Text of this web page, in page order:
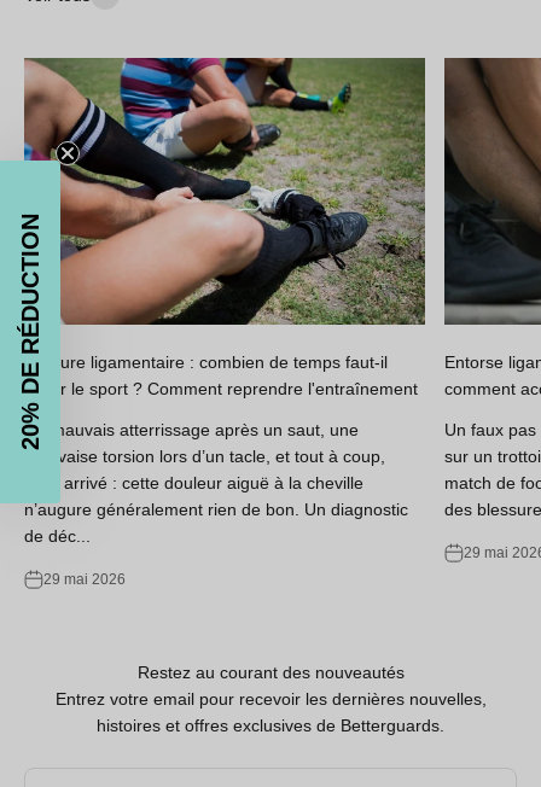
Rupture ligamentaire : combien de temps faut-il
éviter le sport ? Comment reprendre l'entraînement
Un mauvais atterrissage après un saut, une
mauvaise torsion lors d’un tacle, et tout à coup,
c’est arrivé : cette douleur aiguë à la cheville
n’augure généralement rien de bon. Un diagnostic
de déc...
29 mai 2026
Entorse
comment
Un faux
sur un
match de
des
29 mai
Restez au courant des nouveautés
Entrez votre email pour recevoir les dernières nouvelles,
histoires et offres exclusives de Betterguards.
20% DE RÉDUCTION